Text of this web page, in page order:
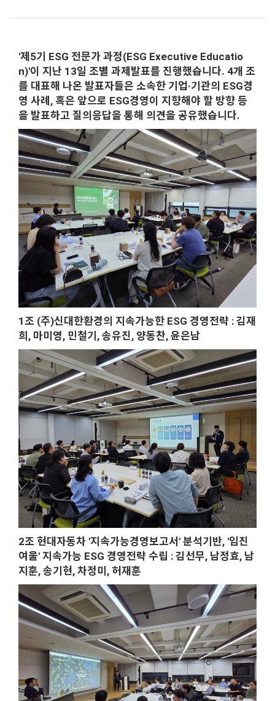
'제5기 ESG 전문가 과정(ESG Executive Educatio
n)'이 지난 13일 조별 과제발표를 진행했습니다. 4개 조
를 대표해 나온 발표자들은 소속한 기업·기관의 ESG경
영 사례, 혹은 앞으로 ESG경영이 지향해야 할 방향 등
을 발표하고 질의응답을 통해 의견을 공유했습니다.
1조 (주)신대한환경의 지속가능한 ESG 경영전략 : 김재
희, 마미영, 민철기, 송유진, 양동찬, 윤은남
2조 현대자동차 '지속가능경영보고서' 분석기반, '임진
여울' 지속가능 ESG 경영전략 수립 : 김선무, 남정효, 남
지훈, 송기현, 차정미, 허재훈